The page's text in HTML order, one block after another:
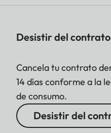
Desistir del
Cancela tu contrato
14 días conforme a la
de consumo.
Desistir del